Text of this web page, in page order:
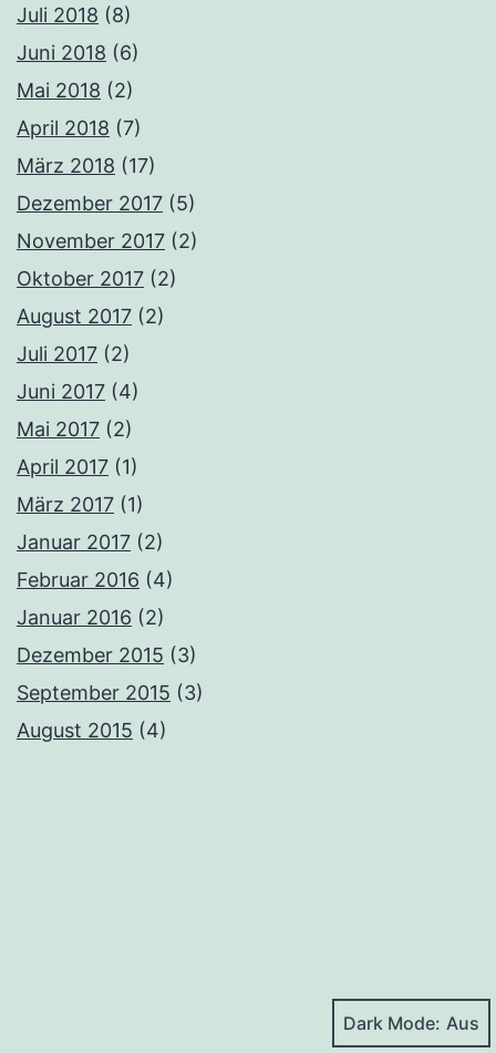
Juli 2018 (8)
Juni 2018 (6)
Mai 2018 (2)
April 2018 (7)
März 2018 (17)
Dezember 2017 (5)
November 2017 (2)
Oktober 2017 (2)
August 2017 (2)
Juli 2017 (2)
Juni 2017 (4)
Mai 2017 (2)
April 2017 (1)
März 2017 (1)
Januar 2017 (2)
Februar 2016 (4)
Januar 2016 (2)
Dezember 2015 (3)
September 2015 (3)
August 2015 (4)
Dark Mode: